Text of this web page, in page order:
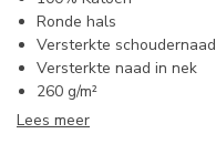
Ronde hals
Versterkte schoudernaad
Versterkte naad in nek
260 g/m²
Lees meer